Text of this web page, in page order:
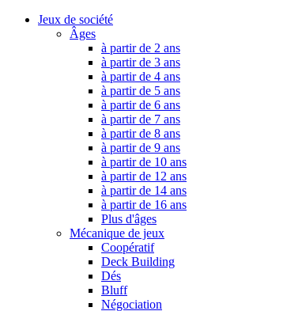
Jeux de société
Âges
à partir de 2 ans
à partir de 3 ans
à partir de 4 ans
à partir de 5 ans
à partir de 6 ans
à partir de 7 ans
à partir de 8 ans
à partir de 9 ans
à partir de 10 ans
à partir de 12 ans
à partir de 14 ans
à partir de 16 ans
Plus d'âges
Mécanique de jeux
Coopératif
Deck Building
Dés
Bluff
Négociation